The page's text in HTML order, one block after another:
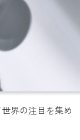
界の注目を集め